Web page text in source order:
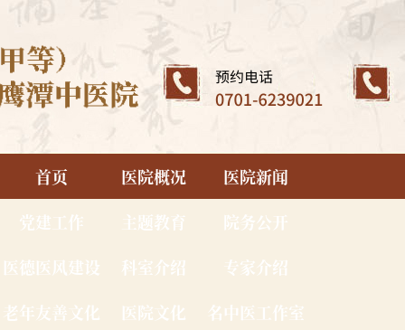
首页 医院概况
医院新闻
党建工作
主题教育
院务公开
医德医风建设
科室介绍
专家介绍
老年友善文化
医院文化 名中医工作室